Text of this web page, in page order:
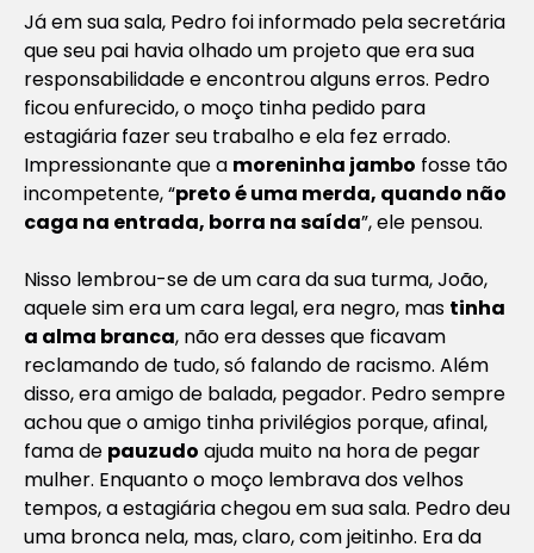
Já em sua sala, Pedro foi informado pela secretária
que seu pai havia olhado um projeto que era sua
responsabilidade e encontrou alguns erros. Pedro
ficou enfurecido, o moço tinha pedido para
estagiária fazer seu trabalho e ela fez errado.
Impressionante que a moreninha jambo fosse tão
incompetente, “preto é uma merda, quando não
caga na entrada, borra na saída”, ele pensou.
Nisso lembrou-se de um cara da sua turma, João,
aquele sim era um cara legal, era negro, mas tinha
a alma branca, não era desses que ficavam
reclamando de tudo, só falando de racismo. Além
disso, era amigo de balada, pegador. Pedro sempre
achou que o amigo tinha privilégios porque, afinal,
fama de pauzudo ajuda muito na hora de pegar
mulher. Enquanto o moço lembrava dos velhos
tempos, a estagiária chegou em sua sala. Pedro deu
uma bronca nela, mas, claro, com jeitinho. Era da